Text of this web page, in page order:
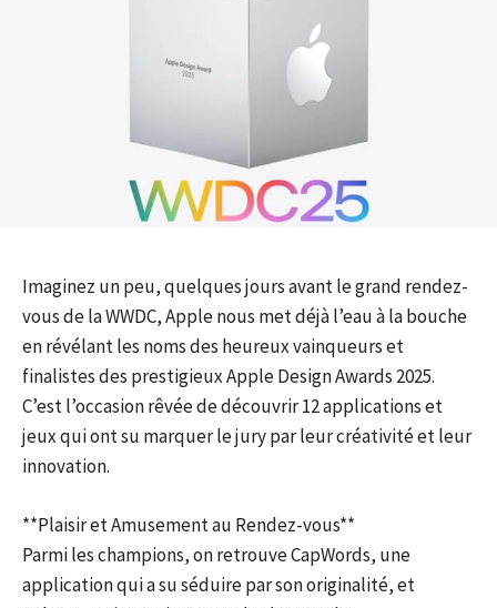
Imaginez un peu, quelques jours avant le grand rendez-
vous de la WWDC, Apple nous met déjà l’eau à la bouche
en révélant les noms des heureux vainqueurs et
finalistes des prestigieux Apple Design Awards 2025.
C’est l’occasion rêvée de découvrir 12 applications et
jeux qui ont su marquer le jury par leur créativité et leur
innovation.
**Plaisir et Amusement au Rendez-vous**
Parmi les champions, on retrouve CapWords, une
application qui a su séduire par son originalité, et